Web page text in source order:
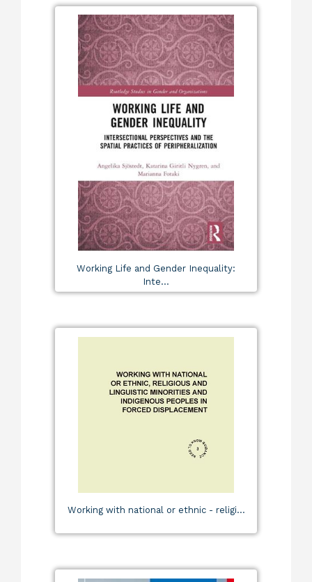
Working Life and Gender Inequality:
Inte...
Working with national or ethnic - religi...